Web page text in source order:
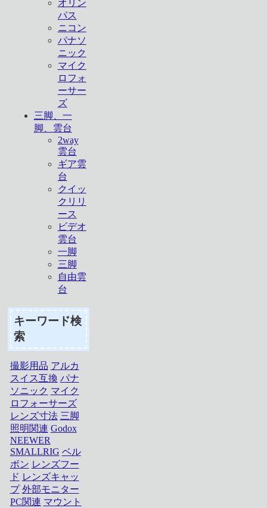
オリン
パス
ニコン
パナソ
ニック
マイク
ロフォ
ーサー
ズ
三脚、一
脚、雲台
2way
雲台
ギア雲
台
クイッ
クリリ
ース
ビデオ
雲台
一脚
三脚
自由雲
台
キーワード検
索
撮影用品 アルカ
スイス互換 パナ
ソニック マイク
ロフォーサーズ
レンズ寸法 三脚
照明関連 Godox
NEEWER
SMALLRIG ベル
ボン レンズフー
ド レンズキャッ
プ 外部モニター
PC関連 マウント